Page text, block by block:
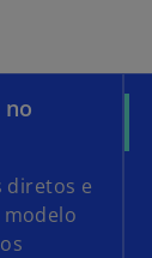
no
diretos e